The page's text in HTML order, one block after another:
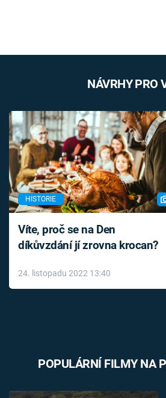
NÁVRHY PRO
HISTORIE
Víte, proč se na Den
díkůvzdání jí zrovna krocan?
24. listopadu 2022 13:40
POPULÁRNÍ FILMY NA